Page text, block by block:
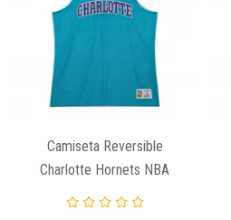
Camiseta Reversible
Charlotte Hornets NBA
Mesh Tank Vintage Logo -